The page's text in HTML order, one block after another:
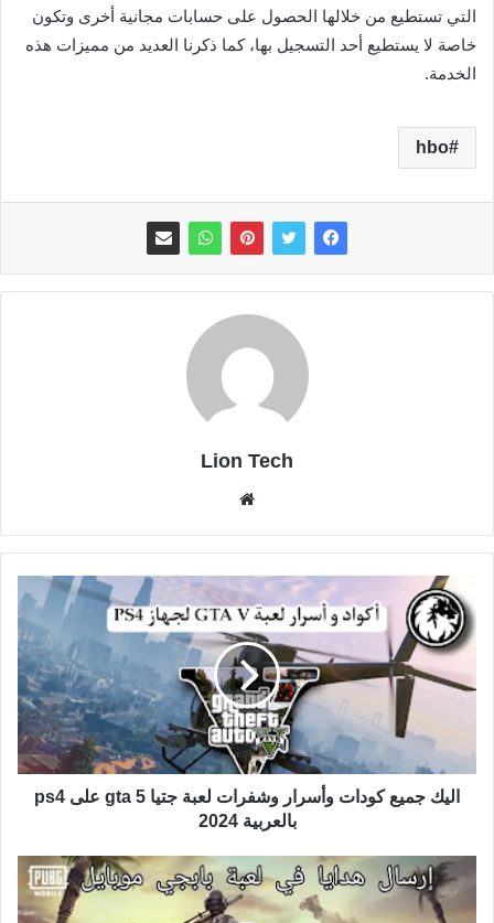
التي تستطيع من خلالها الحصول على حسابات مجانية أخرى وتكون
خاصة لا يستطيع أحد التسجيل بها، كما ذكرنا العديد من مميزات هذه
الخدمة.
hbo
Lion Tech
اليك جميع كودات وأسرار وشفرات لعبة جتيا gta 5 على ps4
بالعربية 2024